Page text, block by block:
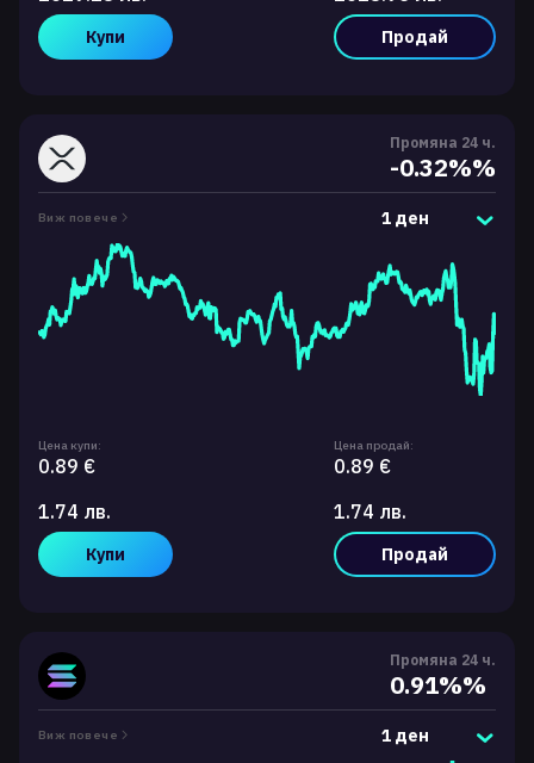
Купи Продай
Промяна 24 ч.
-0.32%%
Виж повече 1 ден
Цена купи:
0.89 €
1.74 лв.
Купи
Цена продай:
0.89 €
1.74 лв.
Продай
Промяна 24 ч.
0.91%%
Виж повече 1 ден